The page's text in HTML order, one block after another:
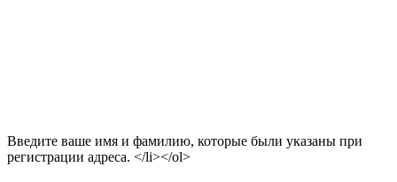
Введите ваше имя и фамилию, которые были указаны при
регистрации адреса. </li></ol>